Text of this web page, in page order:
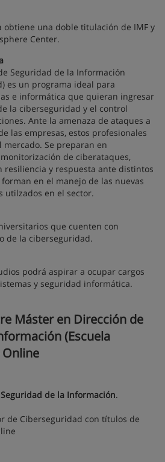
una doble titulación de IMF y
Center.
Seguridad de la Información
es un programa ideal para
e informática que quieran ingresar
la ciberseguridad y el control
Ante la amenaza de ataques a
las empresas, estos profesionales
mercado. Se preparan en
de ciberataques,
y respuesta ante distintos
en el manejo de las nuevas
utilzados en el sector.
que cuenten con
de la ciberseguridad.
podrá aspirar a ocupar cargos
y seguridad informática.
Máster en Dirección de
(Escuela
de la Información.
de Ciberseguridad con títulos de